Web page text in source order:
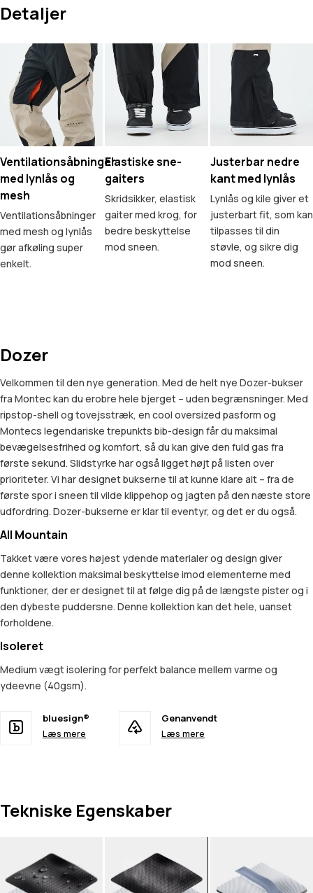
Detaljer
Ventilationsåbninger
med lynlås og
mesh
Ventilationsåbninger
med mesh og lynlås
gør afkøling super
enkelt.
Elastiske sne-
gaiters
Skridsikker, elastisk
gaiter med krog, for
bedre beskyttelse
mod sneen.
Justerbar nedre
kant med lynlås
Lynlås og kile giver et
justerbart fit, som kan
tilpasses til din
støvle, og sikre dig
mod sneen.
Dozer
Velkommen til den nye generation. Med de helt nye Dozer-bukser
fra Montec kan du erobre hele bjerget – uden begrænsninger. Med
ripstop-shell og tovejsstræk, en cool oversized pasform og
Montecs legendariske trepunkts bib-design får du maksimal
bevægelsesfrihed og komfort, så du kan give den fuld gas fra
første sekund. Slidstyrke har også ligget højt på listen over
prioriteter. Vi har designet bukserne til at kunne klare alt – fra de
første spor i sneen til vilde klippehop og jagten på den næste store
udfordring. Dozer-bukserne er klar til eventyr, og det er du også.
All Mountain
Takket være vores højest ydende materialer og design giver
denne kollektion maksimal beskyttelse imod elementerne med
funktioner, der er designet til at følge dig på de længste pister og i
den dybeste puddersne. Denne kollektion kan det hele, uanset
forholdene.
Isoleret
Medium vægt isolering for perfekt balance mellem varme og
ydeevne (40gsm).
bluesign®
Læs mere
Genanvendt
Læs mere
Tekniske Egenskaber